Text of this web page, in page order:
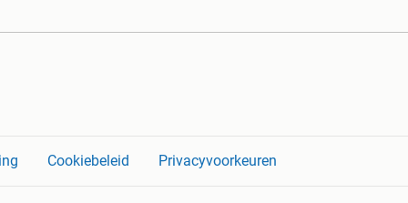
Cookiebeleid Privacyvoorkeuren